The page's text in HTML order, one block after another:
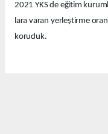
2021 YKS de eğitim
lara varan yerleştirme
koruduk.